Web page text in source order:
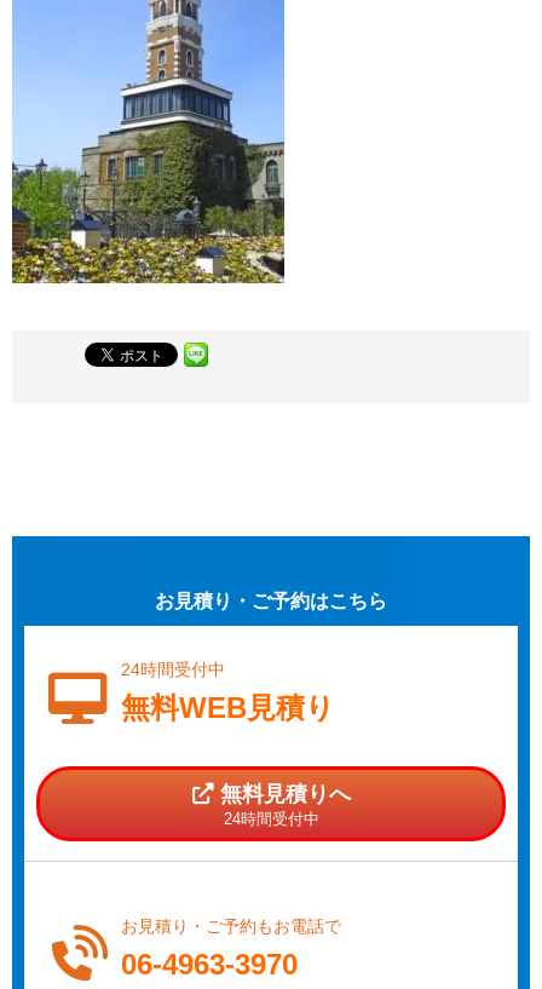
お見積り・ご予約はこちら
24時間受付中
無料WEB見積り
無料見積りへ
24時間受付中
お見積り・ご予約もお電話で
06-4963-3970